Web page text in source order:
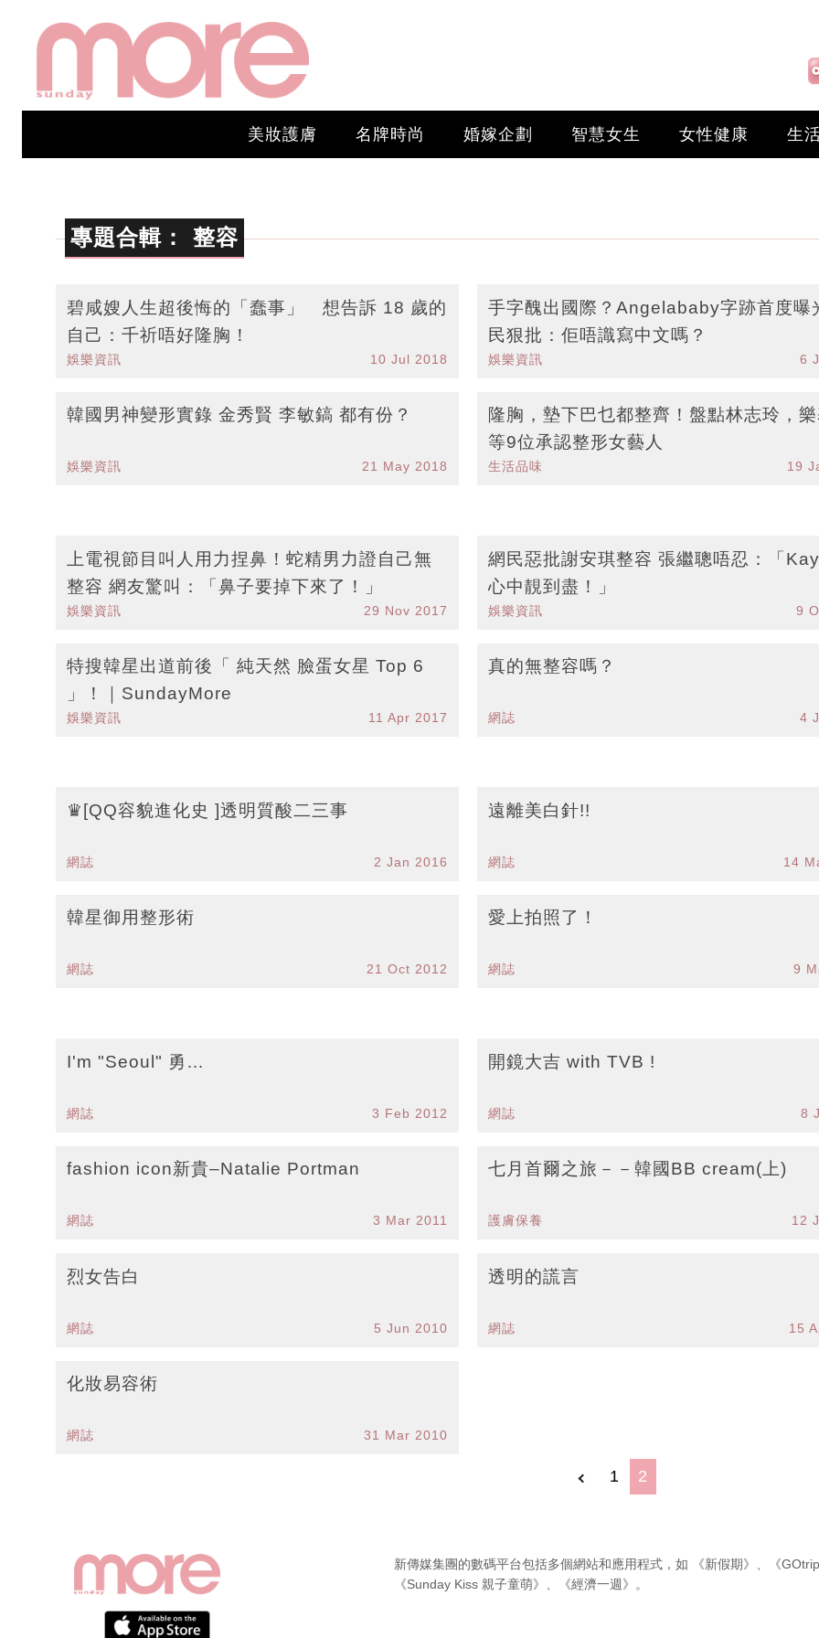
美妝護膚 名牌時尚 婚嫁企劃 智慧女生 女性健康 生
專題合輯： 整容
碧咸嫂人生超後悔的「蠢事」 想告訴 18 歲的
自己：千祈唔好隆胸！
娛樂資訊 10 Jul 2018
手字醜出國際？Angelababy字跡首度曝
民狠批：佢唔識寫中文嗎？
娛樂資訊 6
韓國男神變形實錄 金秀賢 李敏鎬 都有份？
娛樂資訊 21 May 2018
隆胸，墊下巴乜都整齊！盤點林志玲，
等9位承認整形女藝人
生活品味 19
上電視節目叫人用力捏鼻！蛇精男力證自己無
整容 網友驚叫：「鼻子要掉下來了！」
娛樂資訊 29 Nov 2017
網民惡批謝安琪整容 張繼聰唔忍：「
心中靚到盡！」
娛樂資訊 9
特搜韓星出道前後「 純天然 臉蛋女星 Top 6
」！｜SundayMore
娛樂資訊 11 Apr 2017
真的無整容嗎？
網誌 4
♛[QQ容貌進化史 ]透明質酸二三事
網誌 2 Jan 2016
遠離美白針!!
網誌 14
韓星御用整形術
網誌 21 Oct 2012
愛上拍照了！
網誌 9
I'm "Seoul" 勇…
網誌 3 Feb 2012
開鏡大吉 with TVB !
網誌 8
fashion icon新貴–Natalie Portman
網誌 3 Mar 2011
七月首爾之旅－－韓國BB cream(上)
護膚保養 12
烈女告白
網誌 5 Jun 2010
透明的謊言
網誌 15
化妝易容術
網誌 31 Mar 2010
1
2
新傳媒集團的數碼平台包括多個網站和應用程式，如 《新假期》 、 《GOtrip
《Sunday Kiss 親子童萌》 、 《經濟一週》 。